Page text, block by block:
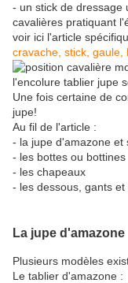
- un stick de dressage
cavalières pratiquant
voir ici l'article
cravache, stick, gaule,
Une fois certaine de
jupe!
Au fil de l'article :
- la jupe d'amazone et
- les bottes ou bottines
- les chapeaux
- les dessous, gants
La jupe d'amazone
Plusieurs modèles
Le tablier d'amazone :